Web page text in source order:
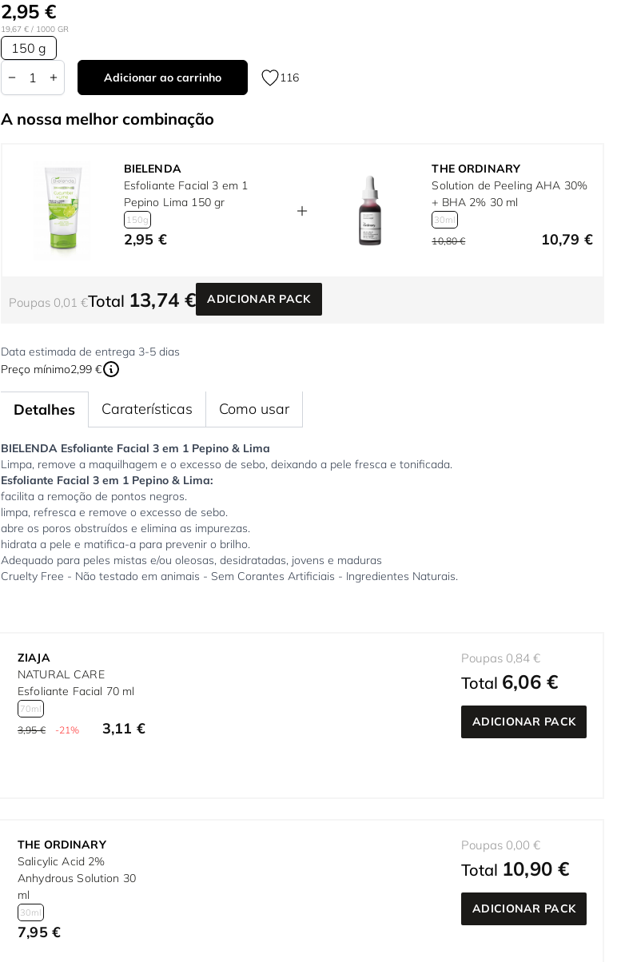
2,95 €
19,67 €/ 1000 GR
150 g
Quantidade
Adicionar ao carrinho 116
A nossa melhor combinação
BIELENDA
Esfoliante Facial 3 em 1
Pepino Lima 150 gr
150g
2,95 €
THE ORDINARY
Solution de Peeling AHA 30%
+ BHA 2% 30 ml
30ml
10,80 € 10,79 €
Poupas 0,01 €Total 13,74 € ADICIONAR PACK
Data estimada de entrega 3-5 dias
Preço mínimo2,99 €
Detalhes
BIELENDA Esfoliante Facial 3 em 1 Pepino & Lima
Limpa, remove a maquilhagem e o excesso de sebo, deixando a pele fresca e tonificada.
Esfoliante Facial 3 em 1 Pepino & Lima:
facilita a remoção de pontos negros.
limpa, refresca e remove o excesso de sebo.
abre os poros obstruídos e elimina as impurezas.
hidrata a pele e matifica-a para prevenir o brilho.
Adequado para peles mistas e/ou oleosas, desidratadas, jovens e maduras
Cruelty Free - Não testado em animais - Sem Corantes Artificiais - Ingredientes Naturais.
Caraterísticas Como usar
ZIAJA
NATURAL CARE
Esfoliante Facial 70 ml
70ml
3,95 € -21% 3,11 €
Poupas 0,84 €
Total 6,06 €
ADICIONAR PACK
THE ORDINARY
Salicylic Acid 2%
Anhydrous Solution 30
ml
30ml
7,95 €
Poupas 0,00 €
Total 10,90 €
ADICIONAR PACK